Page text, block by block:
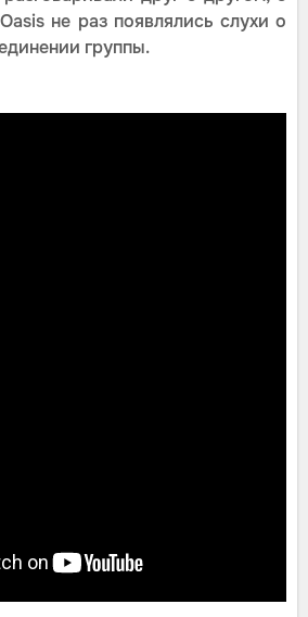
не раз появлялись слухи о
группы.